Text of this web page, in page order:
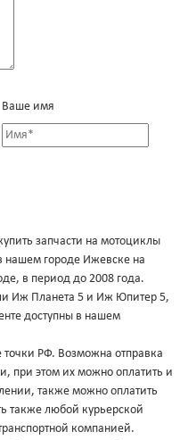
Ваше имя
запчасти на мотоциклы
нашем городе Ижевске на
в период до 2008 года.
Иж Планета 5 и Иж Юпитер 5,
доступны в нашем
РФ. Возможна отправка
при этом их можно оплатить и
также можно оплатить
также любой курьерской
компанией.